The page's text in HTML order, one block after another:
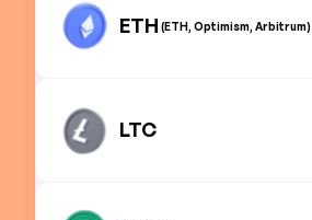
ETH (ETH, Optimism, Arbitrum)
LTC